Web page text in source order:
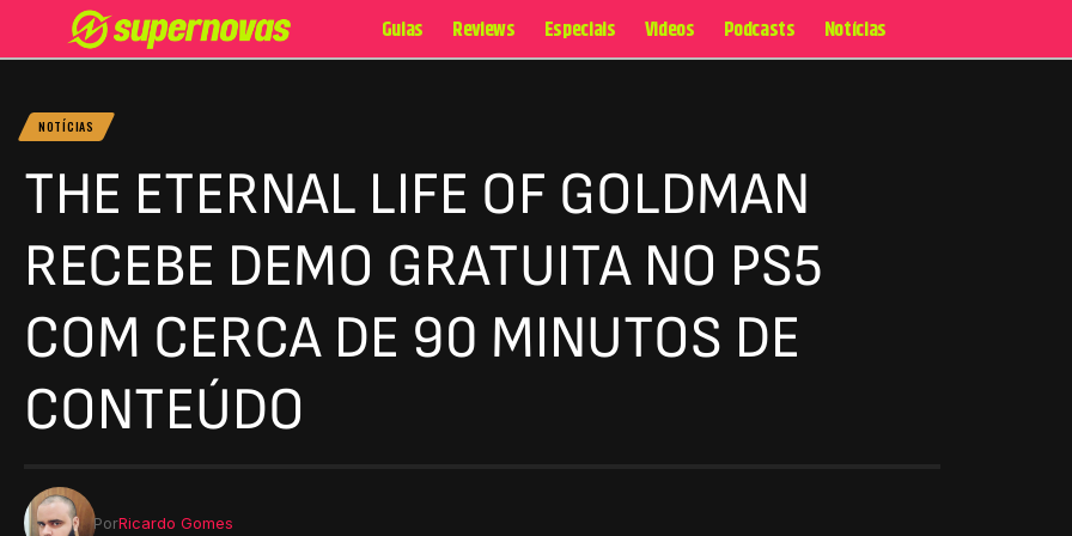
Guias Reviews Especiais Videos Podcasts Notícias
NOTÍCIAS
THE ETERNAL LIFE OF GOLDMAN
RECEBE DEMO GRATUITA NO PS5
COM CERCA DE 90 MINUTOS DE
CONTEÚDO
PorRicardo Gomes